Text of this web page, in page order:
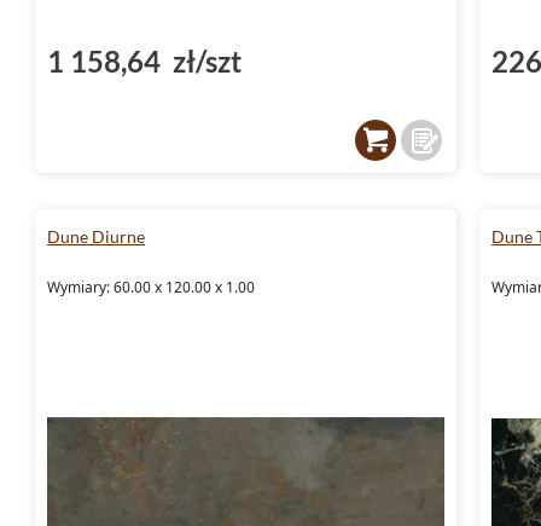
1 158,64 zł/szt
Dune Diurne
Wymiary: 60.00 x 120.00 x 1.00
Dune